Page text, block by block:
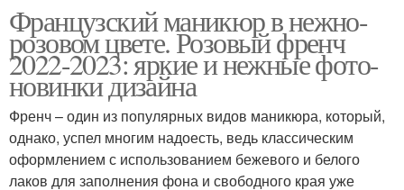
Французский маникюр в нежно-
розовом цвете. Розовый френч
2022-2023: яркие и нежные фото-
новинки дизайна
Френч – один из популярных видов маникюра, который,
однако, успел многим надоесть, ведь классическим
оформлением с использованием бежевого и белого
лаков для заполнения фона и свободного края уже